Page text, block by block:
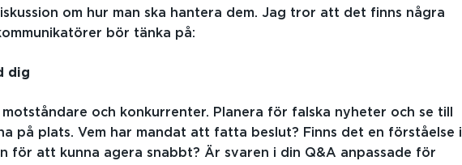
om hur man ska hantera dem. Jag tror att det finns några
bör tänka på:
dig
motståndare och konkurrenter. Planera för falska nyheter och se till
på plats. Vem har mandat att fatta beslut? Finns det en förståelse i
för att kunna agera snabbt? Är svaren i din Q&A anpassade för